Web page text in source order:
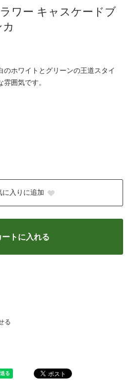
ワー キャスケードブ
のホワイトとグリーンの王道スタイ
囲気です。
に入りに追加
ートに入れる
る